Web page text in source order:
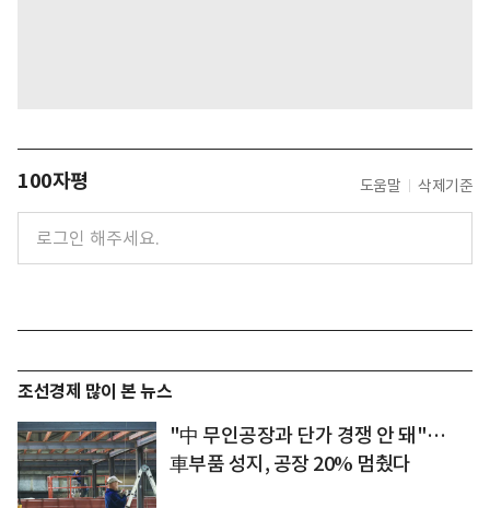
100자평 도움말 삭제기준
조선경제 많이 본 뉴스
"中 무인공장과 단가 경쟁 안 돼"…
車부품 성지, 공장 20% 멈췄다